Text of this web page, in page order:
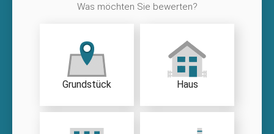
Was möchten Sie bewerten?
Grundstück Haus